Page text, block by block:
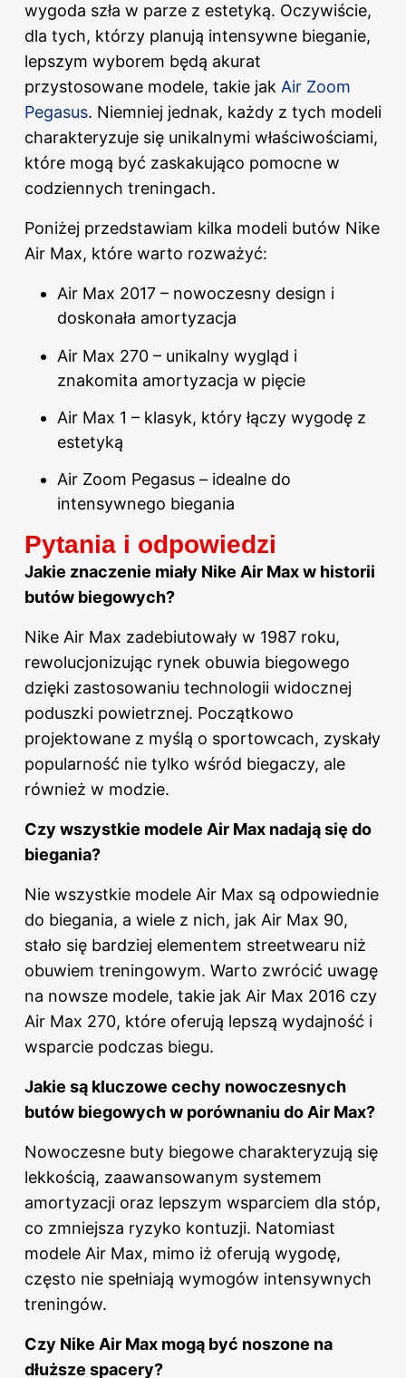
wygoda szła w parze z estetyką. Oczywiście,
dla tych, którzy planują intensywne bieganie,
lepszym wyborem będą akurat
przystosowane modele, takie jak Air Zoom
Pegasus. Niemniej jednak, każdy z tych modeli
charakteryzuje się unikalnymi właściwościami,
które mogą być zaskakująco pomocne w
codziennych treningach.
Poniżej przedstawiam kilka modeli butów Nike
Air Max, które warto rozważyć:
Air Max 2017 – nowoczesny design i
doskonała amortyzacja
Air Max 270 – unikalny wygląd i
znakomita amortyzacja w pięcie
Air Max 1 – klasyk, który łączy wygodę z
estetyką
Air Zoom Pegasus – idealne do
intensywnego biegania
Pytania i odpowiedzi
Jakie znaczenie miały Nike Air Max w historii
butów biegowych?
Nike Air Max zadebiutowały w 1987 roku,
rewolucjonizując rynek obuwia biegowego
dzięki zastosowaniu technologii widocznej
poduszki powietrznej. Początkowo
projektowane z myślą o sportowcach, zyskały
popularność nie tylko wśród biegaczy, ale
również w modzie.
Czy wszystkie modele Air Max nadają się do
biegania?
Nie wszystkie modele Air Max są odpowiednie
do biegania, a wiele z nich, jak Air Max 90,
stało się bardziej elementem streetwearu niż
obuwiem treningowym. Warto zwrócić uwagę
na nowsze modele, takie jak Air Max 2016 czy
Air Max 270, które oferują lepszą wydajność i
wsparcie podczas biegu.
Jakie są kluczowe cechy nowoczesnych
butów biegowych w porównaniu do Air Max?
Nowoczesne buty biegowe charakteryzują się
lekkością, zaawansowanym systemem
amortyzacji oraz lepszym wsparciem dla stóp,
co zmniejsza ryzyko kontuzji. Natomiast
modele Air Max, mimo iż oferują wygodę,
często nie spełniają wymogów intensywnych
treningów.
Czy Nike Air Max mogą być noszone na
dłuższe spacery?